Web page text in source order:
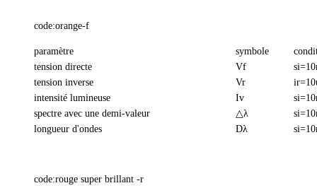
code:orange-f
paramètre symbole
tension directe
Vf
tension inverse
Vr
intensité lumineuse
Iv
spectre avec une demi-valeur
△λ
longueur d'ondes
Dλ
code:rouge super brillant -r